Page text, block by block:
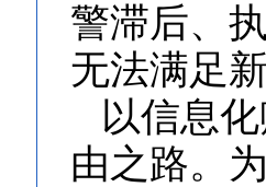
警滞后、
无法满足
以信息
由之路。